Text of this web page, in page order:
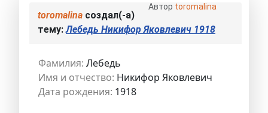
Автор toromalina
toromalina создал(-а)
тему:Лебедь Никифор Яковлевич 1918
Фамилия: Лебедь
Имя и отчество: Никифор Яковлевич
Дата рождения: 1918